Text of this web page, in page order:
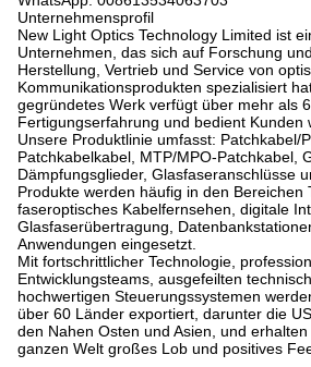
Unternehmensprofil
New Light Optics Technology Limited ist
Unternehmen, das sich auf Forschung
Herstellung, Vertrieb und Service von
Kommunikationsprodukten spezialisiert
gegründetes Werk verfügt über mehr als
Fertigungserfahrung und bedient Kunden
Unsere Produktlinie umfasst: Patchkabel/
Patchkabelkabel, MTP/MPO-Patchkabel,
Dämpfungsglieder, Glasfaseranschlüsse
Produkte werden häufig in den Bereichen
faseroptisches Kabelfernsehen, digitale
Glasfaserübertragung,
Anwendungen eingesetzt.
Mit fortschrittlicher Technologie,
Entwicklungsteams, ausgefeilten
hochwertigen Steuerungssystemen
über 60 Länder exportiert, darunter die
den Nahen Osten und Asien, und
ganzen Welt großes Lob und positives